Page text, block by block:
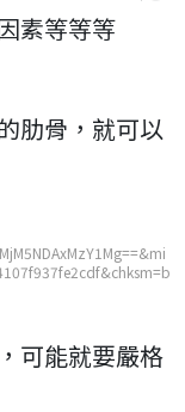
素等等等
肋骨，就可以
可能就要嚴格